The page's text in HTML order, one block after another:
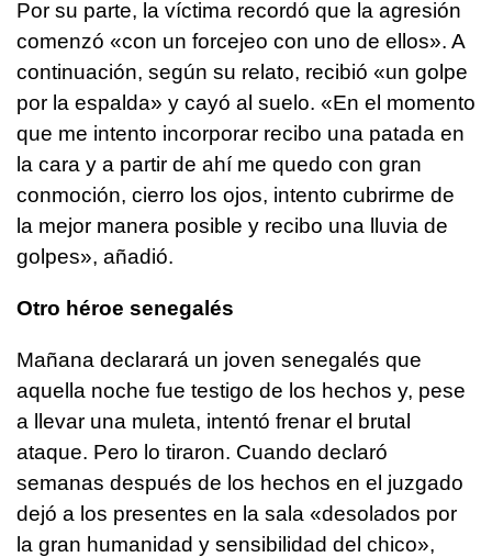
Por su parte, la víctima recordó que la agresión
comenzó «con un forcejeo con uno de ellos». A
continuación, según su relato, recibió «un golpe
por la espalda» y cayó al suelo. «En el momento
que me intento incorporar recibo una patada en
la cara y a partir de ahí me quedo con gran
conmoción, cierro los ojos, intento cubrirme de
la mejor manera posible y recibo una lluvia de
golpes», añadió.
Otro héroe senegalés
Mañana declarará un joven senegalés que
aquella noche fue testigo de los hechos y, pese
a llevar una muleta, intentó frenar el brutal
ataque. Pero lo tiraron. Cuando declaró
semanas después de los hechos en el juzgado
dejó a los presentes en la sala «desolados por
la gran humanidad y sensibilidad del chico»,